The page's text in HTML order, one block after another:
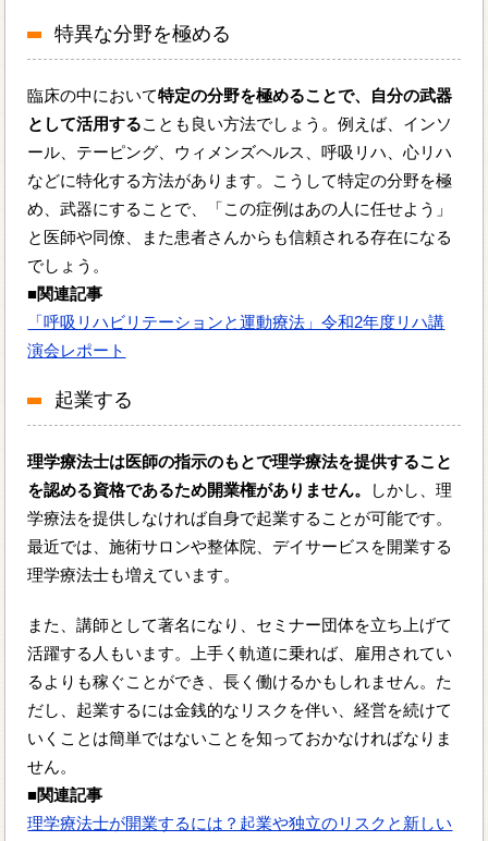
特異な分野を極める
臨床の中において特定の分野を極めることで、自分の武器
として活用することも良い方法でしょう。例えば、インソ
ール、テーピング、ウィメンズヘルス、呼吸リハ、心リハ
などに特化する方法があります。こうして特定の分野を極
め、武器にすることで、「この症例はあの人に任せよう」
と医師や同僚、また患者さんからも信頼される存在になる
でしょう。
■関連記事
「呼吸リハビリテーションと運動療法」令和2年度リハ講
演会レポート
起業する
理学療法士は医師の指示のもとで理学療法を提供すること
を認める資格であるため開業権がありません。
しかし、理
学療法を提供しなければ自身で起業することが可能です。
最近では、施術サロンや整体院、デイサービスを開業する
理学療法士も増えています。
また、講師として著名になり、セミナー団体を立ち上げて
活躍する人もいます。上手く軌道に乗れば、雇用されてい
るよりも稼ぐことができ、長く働けるかもしれません。た
だし、起業するには金銭的なリスクを伴い、経営を続けて
いくことは簡単ではないことを知っておかなければなりま
せん。
■関連記事
理学療法士が開業するには？起業や独立のリスクと新しい